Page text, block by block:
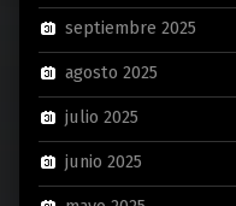
septiembre 2025
agosto 2025
julio 2025
junio 2025